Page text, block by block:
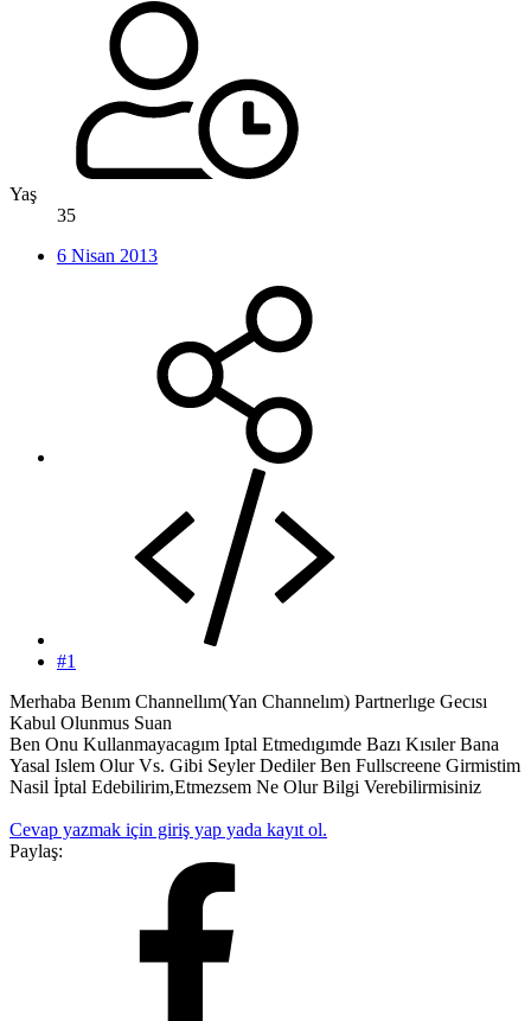
Yaş
35
6 Nisan 2013
#1
Merhaba Benım Channellım(Yan Channelım) Partnerlıge Gecısı
Kabul Olunmus Suan
Ben Onu Kullanmayacagım Iptal Etmedıgımde Bazı Kısıler Bana
Yasal Islem Olur Vs. Gibi Seyler Dediler Ben Fullscreene Girmistim
Nasil İptal Edebilirim,Etmezsem Ne Olur Bilgi Verebilirmisiniz
Cevap yazmak için giriş yap yada kayıt ol.
Paylaş: